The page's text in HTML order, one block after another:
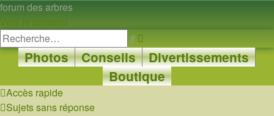
forum des arbres
Vers le contenu
Rechercher
avancée
Photos Conseils
Divertissements
Boutique
Accès rapide
Sujets sans réponse